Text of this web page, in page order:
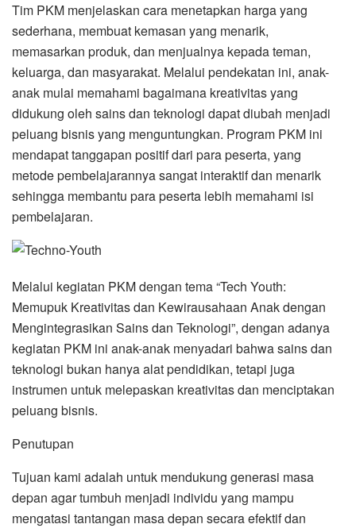
Tim PKM menjelaskan cara menetapkan harga yang
sederhana, membuat kemasan yang menarik,
memasarkan produk, dan menjualnya kepada teman,
keluarga, dan masyarakat. Melalui pendekatan ini, anak-
anak mulai memahami bagaimana kreativitas yang
didukung oleh sains dan teknologi dapat diubah menjadi
peluang bisnis yang menguntungkan. Program PKM ini
mendapat tanggapan positif dari para peserta, yang
metode pembelajarannya sangat interaktif dan menarik
sehingga membantu para peserta lebih memahami isi
pembelajaran.
Melalui kegiatan PKM dengan tema “Tech Youth:
Memupuk Kreativitas dan Kewirausahaan Anak dengan
Mengintegrasikan Sains dan Teknologi”, dengan adanya
kegiatan PKM ini anak-anak menyadari bahwa sains dan
teknologi bukan hanya alat pendidikan, tetapi juga
instrumen untuk melepaskan kreativitas dan menciptakan
peluang bisnis.
Penutupan
Tujuan kami adalah untuk mendukung generasi masa
depan agar tumbuh menjadi individu yang mampu
mengatasi tantangan masa depan secara efektif dan